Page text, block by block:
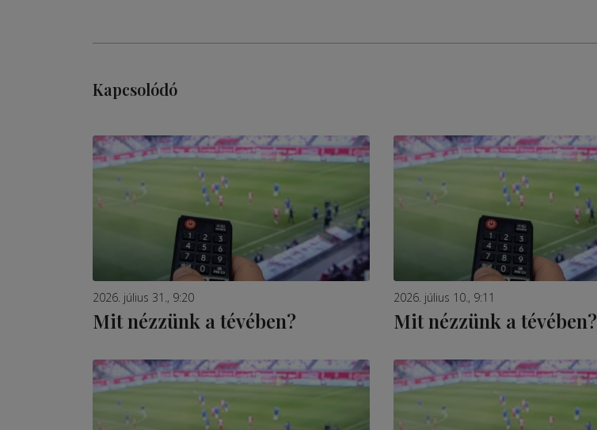
Kapcsolódó
2026. július 31., 9:20
Mit nézzünk a tévében?
2026. július 10., 9:11
Mit nézzünk a tévében?